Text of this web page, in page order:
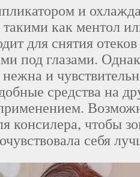
и
как ментол
для снятия
под глазами.
и
средства на
консилера, чтобы
себя